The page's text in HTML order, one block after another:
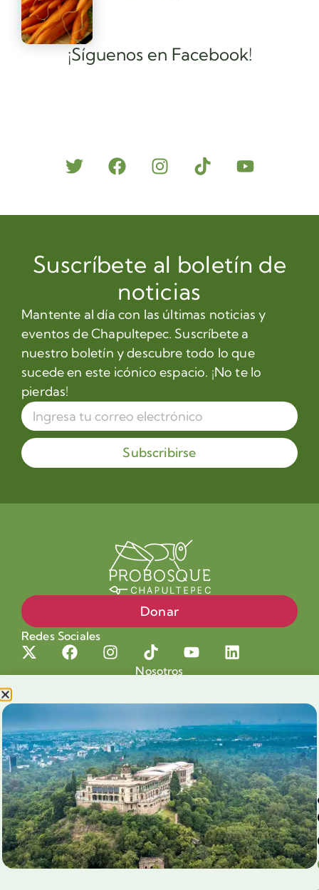
¡Síguenos en Facebook!
Suscríbete al boletín de
noticias
Mantente al día con las últimas noticias y
eventos de Chapultepec. Suscríbete a
nuestro boletín y descubre todo lo que
sucede en este icónico espacio. ¡No te lo
pierdas!
Subscribirse
Donar
Redes Sociales
Nosotros
Nuestra Causa
Productos con Causa
Blog
Voluntariado Chapultepec
Aliados
Legales
Prensa